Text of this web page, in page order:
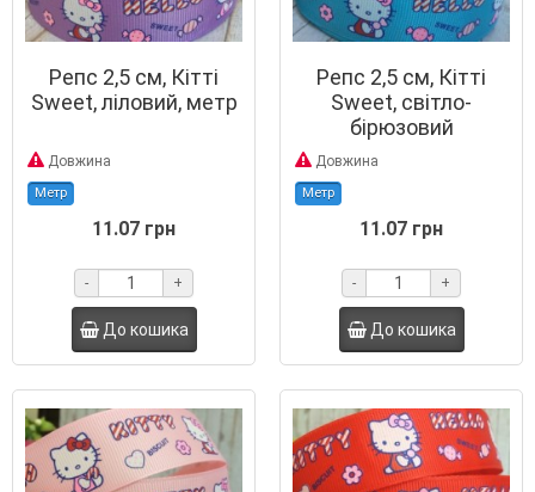
Репс 2,5 см, Кітті
Sweet, ліловий, метр
Довжина
Метр
11.07 грн
- +
До кошика
Репс 2,5 см, Кітті
Sweet, світло-
бірюзовий
Довжина
Метр
11.07 грн
- +
До кошика